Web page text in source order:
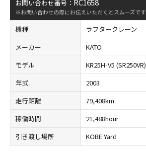
お問い合わせ番号： RC1658
※お問い合わせの際にお伝えいただくとスムーズです
機種
ラフタークレーン
メーカー
KATO
モデル
KR25H-V5 (SR250VR)
年式
2003
走行距離
79,408km
稼働時間
21,488hour
引き渡し場所
KOBE Yard